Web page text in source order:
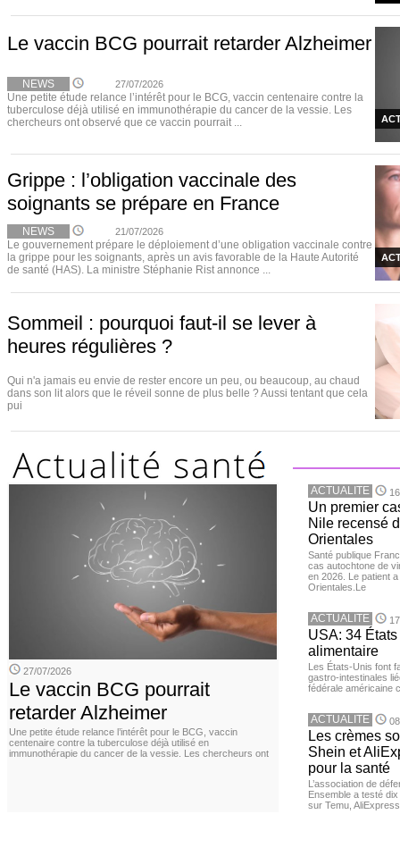
Le vaccin BCG pourrait retarder Alzheimer
NEWS 27/07/2026
Une petite étude relance l’intérêt pour le BCG, vaccin centenaire contre la
tuberculose déjà utilisé en immunothérapie du cancer de la vessie. Les
chercheurs ont observé que ce vaccin pourrait ...
Grippe : l’obligation vaccinale des
soignants se prépare en France
NEWS 21/07/2026
Le gouvernement prépare le déploiement d’une obligation vaccinale contre
la grippe pour les soignants, après un avis favorable de la Haute Autorité
de santé (HAS). La ministre Stéphanie Rist annonce ...
Sommeil : pourquoi faut-il se lever à
heures régulières ?
Qui n'a jamais eu envie de rester encore un peu, ou beaucoup, au chaud
dans son lit alors que le réveil sonne de plus belle ? Aussi tentant que cela
pui
27/07/2026
Le vaccin BCG pourrait
retarder Alzheimer
Une petite étude relance l’intérêt pour le BCG, vaccin
centenaire contre la tuberculose déjà utilisé en
immunothérapie du cancer de la vessie. Les chercheurs ont
ACTUALITE
Un premier
Nile recensé
Orientales
Santé publique
cas autochtone de
en 2026. Le patient
Orientales.Le
ACTUALITE
USA: 34
alimentaire
Les États-Unis font
gastro-intestinales
fédérale américaine
ACTUALITE
Les crèmes
Shein et
pour la santé
L’association de
Ensemble a testé
sur Temu,